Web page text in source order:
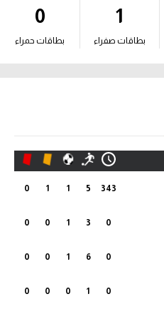
1
بطاقات صفراء
0
بطاقات حمراء
343
5
1
1
0
0
3
1
0
0
0
6
1
0
0
0
1
0
0
0